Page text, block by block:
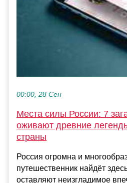
00:00, 28 Сен
Места силы России: 7
оживают древние
страны
Россия огромна и
путешественник найдёт
оставляют неизгладимое